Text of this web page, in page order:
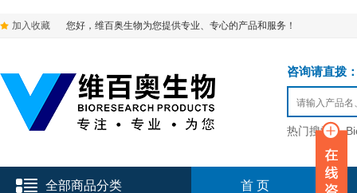
加入收藏 您好，维百奥生物为您提供专业、专心的产品和服务！
咨询请直拨
热门搜索：
全部商品分类 首 页